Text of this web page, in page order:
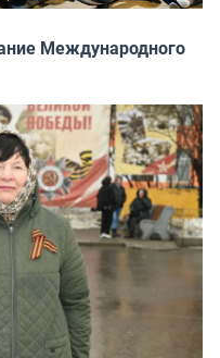
Международного